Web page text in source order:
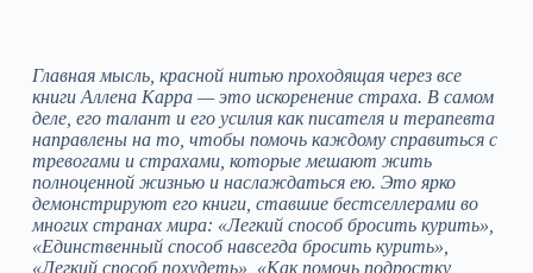
Главная мысль, красной нитью проходящая через все
книги Аллена Карра — это искоренение страха. В самом
деле, его талант и его усилия как писателя и терапевта
направлены на то, чтобы помочь каждому справиться с
тревогами и страхами, которые мешают жить
полноценной жизнью и наслаждаться ею. Это ярко
демонстрируют его книги, ставшие бестселлерами во
многих странах мира: «Легкий способ бросить курить»,
«Единственный способ навсегда бросить курить»,
«Легкий способ похудеть», «Как помочь подростку